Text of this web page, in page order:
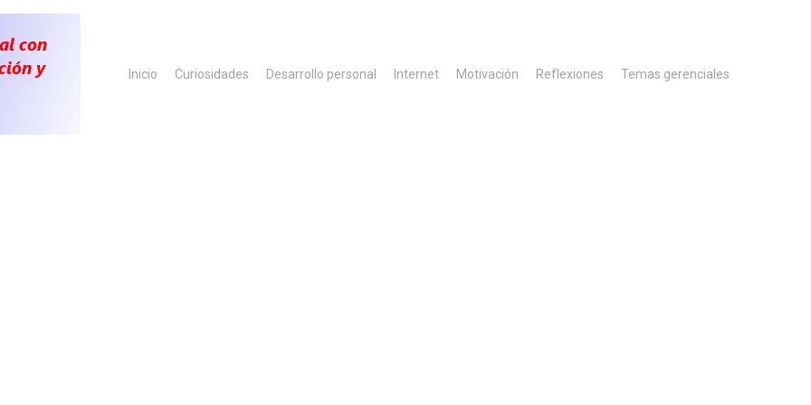
Inicio
Curiosidades Desarrollo personal Internet Motivación Reflexiones Temas gerenciales